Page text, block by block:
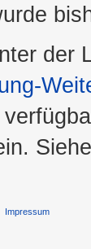
der
Impressum